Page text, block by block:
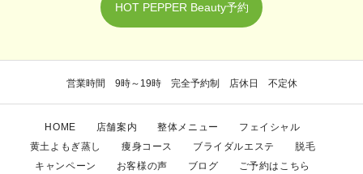
HOT PEPPER Beauty予約
営業時間 9時～19時 完全予約制 店休日 不定休
HOME 店舗案内 整体メニュー
フェイシャル
黄土よもぎ蒸し
痩身コース ブライダルエステ
脱毛
キャンペーン
お客様の声 ブログ ご予約はこちら